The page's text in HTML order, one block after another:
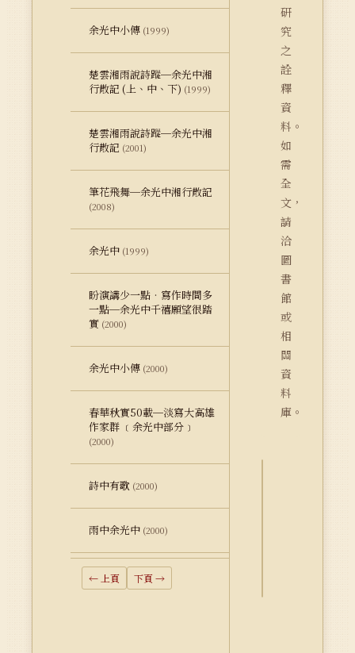
余光中小傳 (1999)
楚雲湘雨說詩蹤─余光中湘
行散記 (上、中、下) (1999)
楚雲湘雨說詩蹤─余光中湘
行散記 (2001)
筆花飛舞─余光中湘行散記
(2008)
余光中 (1999)
盼演講少一點‧寫作時間多
一點─余光中千禧願望很踏
實 (2000)
余光中小傳 (2000)
春華秋實50載─淡寫大高雄
作家群 ﹝余光中部分﹞
(2000)
詩中有歌 (2000)
雨中余光中 (2000)
← 上頁 下頁 →
研
究
之
詮
釋
資
料。
如
需
全
文，
請
洽
圖
書
館
或
相
關
資
料
庫。